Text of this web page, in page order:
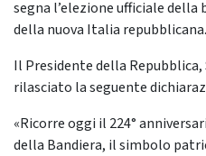
segna l’elezione ufficiale
della nuova Italia repubblicana.
Il Presidente della
rilasciato la seguente
«Ricorre oggi il 224°
della Bandiera, il simbolo